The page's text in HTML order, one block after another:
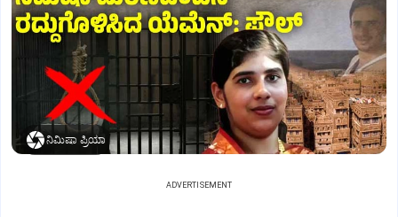
ನಿಮಿಷಾ ಪ್ರಿಯಾ
ADVERTISEMENT